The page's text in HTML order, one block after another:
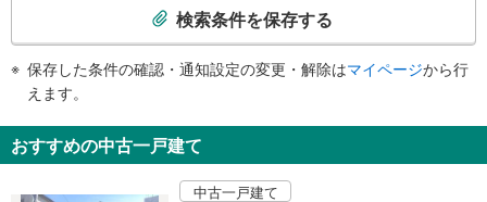
・ＡＥＤ
知
を
検索条件を保存する
保存した条件の確認・通知設定の変更・解除はマイページから行
えます。
おすすめの中古一戸建て
中古一戸建て